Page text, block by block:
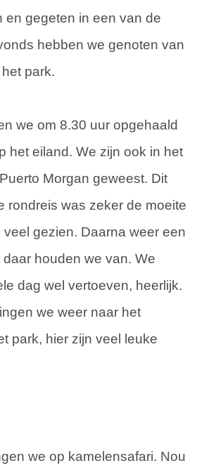
en gegeten in een van de
hebben we genoten van
park.
we om 8.30 uur opgehaald
het eiland. We zijn ook in het
Morgan geweest. Dit
rondreis was zeker de moeite
gezien. Daarna weer een
houden we van. We
dag wel vertoeven, heerlijk.
we weer naar het
park, hier zijn veel leuke
we op kamelensafari. Nou